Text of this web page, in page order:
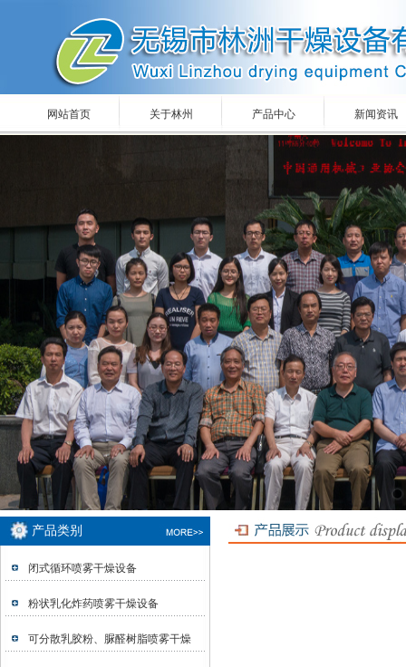
网站首页 关于林州 产品中心 新闻资讯
产品类别
闭式循环喷雾干燥设备
粉状乳化炸药喷雾干燥设备
可分散乳胶粉、脲醛树脂喷雾干燥